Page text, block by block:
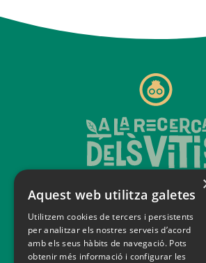
És un projecte impulsat pel
turística del Penedèsamb el
municipis participants, per a la
turisme familiar.
Aquest web utilitza galetes
Utilitzem cookies de tercers i persistents
per analitzar els nostres serveis d’acord
amb els seus hàbits de navegació. Pots
obtenir més informació i configurar les